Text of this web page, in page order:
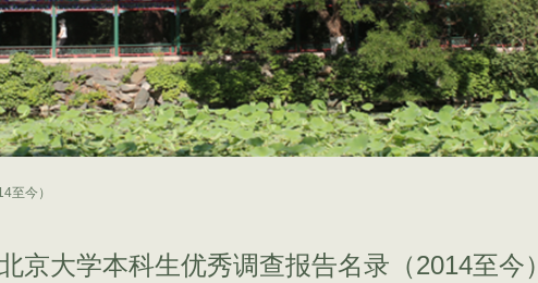
至今）
京大学本科生优秀调查报告名录（2014至今）